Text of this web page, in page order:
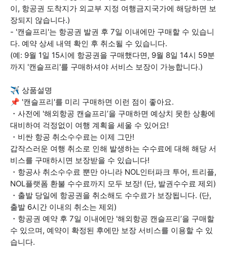
이, 항공권 도착지가 외교부 지정 여행금지국가에 해당하면 보
장되지 않습니다.)
- '캔슬프리'는 항공권 발권 후 7일 이내에만 구매할 수 있습니
다. 예약 상세 내역 확인 후 취소될 수 있습니다.
(예: 9월 1일 15시에 항공권을 구매했다면, 9월 8일 14시 59분
까지 '캔슬프리'를 구매하셔야 서비스 보장이 가능합니다.)
✈️ 상품설명
📌 '캔슬프리'를 미리 구매하면 이런 점이 좋아요.
・사전에 '해외항공 캔슬프리’을 구매하면 예상치 못한 상황에
대비하여 걱정없이 여행 계획을 세울 수 있어요!
・비싼 항공 취소수수료는 이제 그만!
갑작스러운 여행 취소로 인해 발생하는 수수료에 대해 해당 서
비스를 구매하시면 보장받을 수 있습니다!
・항공사 취소수수료 뿐만 아니라 NOL인터파크 투어, 트리플,
NOL플랫폼 환불 수수료까지 모두 보장! (단, 발권수수료 제외)
・출발 당일에 항공권을 취소해도 수수료가 보장됩니다. (단,
출발 6시간 이내의 취소는 제외)
・항공권 예약 후 7일 이내에만 '해외항공 캔슬프리’을 구매할
수 있으며, 예약이 확정된 후에만 보장 서비스를 이용할 수 있
습니다.